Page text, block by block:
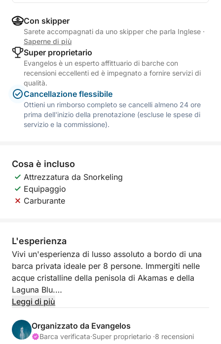
Con skipper
Sarete accompagnati da uno skipper che parla Inglese ·
Saperne di più
Super proprietario
Evangelos è un esperto affittuario di barche con
recensioni eccellenti ed è impegnato a fornire servizi di
qualità.
Cancellazione flessibile
Ottieni un rimborso completo se cancelli almeno 24 ore
prima dell'inizio della prenotazione (escluse le spese di
servizio e la commissione).
Cosa è incluso
Attrezzatura da Snorkeling
Equipaggio
Carburante
L'esperienza
Vivi un'esperienza di lusso assoluto a bordo di una
barca privata ideale per 8 persone. Immergiti nelle
acque cristalline della penisola di Akamas e della
Laguna Blu.
Che tu stia cercando una fuga romantica, una
vacanza in famiglia o un'avventura divertente con gli
Leggi di più
Organizzato da Evangelos
Barca verificata·Super proprietario ·8 recensioni